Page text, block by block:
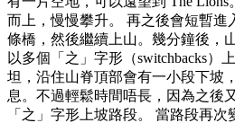
而上，慢慢攀升。 再之後會短暫進
條橋，然後繼續上山。幾分鐘後，
以多個「之」字形（switchbacks）
坦，沿住山脊頂部會有一小段下坡
息。不過輕鬆時間唔長，因為之後
「之」字形上坡路段。 當路段再